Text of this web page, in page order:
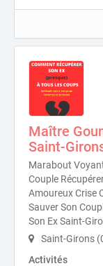
Maître
Saint-
Marabout
Couple
Amoureux Crise
Sauver Son
Son Ex Saint-
Saint-Girons
Activités